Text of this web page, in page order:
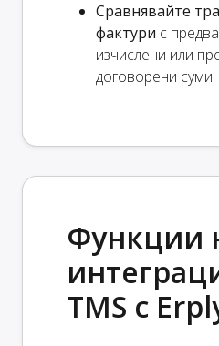
Сравнявайте
фактури с
изчислени или
договорени суми
Функции
TMS с